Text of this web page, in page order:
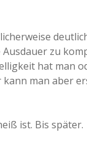
zu
hat man
man aber
ist. Bis später.